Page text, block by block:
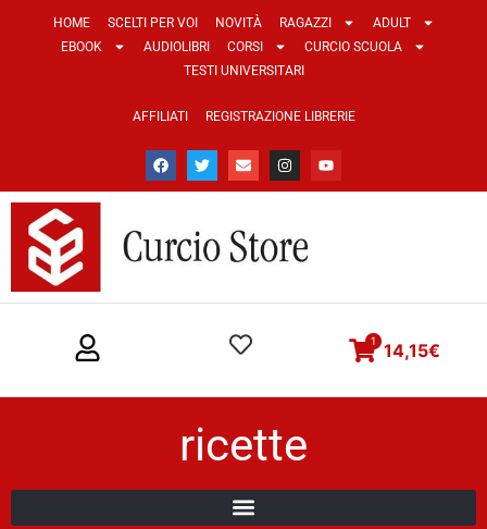
HOME SCELTI PER VOI NOVITÀ RAGAZZI
ADULT
EBOOK
AUDIOLIBRI CORSI
CURCIO SCUOLA
TESTI UNIVERSITARI
AFFILIATI REGISTRAZIONE LIBRERIE
14,15€
1
ricette